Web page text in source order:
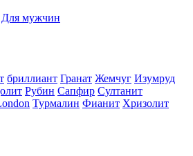
Для мужчин
бриллиант Гранат Жемчуг Изумруд
Рубин Сапфир Султанит
Турмалин Фианит Хризолит